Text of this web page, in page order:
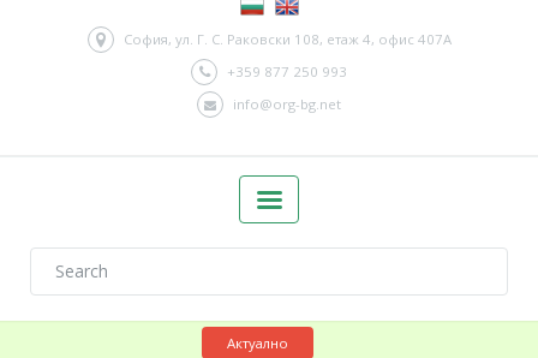
София, ул. Г. С. Раковски 108, етаж 4, офис 407А
+359 877 250 993
info@org-bg.net
Актуално